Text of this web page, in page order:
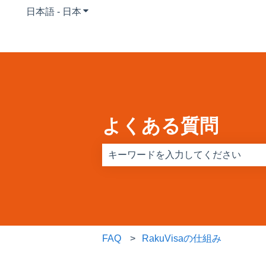
日本語 - 日本 翻訳のサブメニューを表示
よくある質問
FAQ RakuVisaの仕組み